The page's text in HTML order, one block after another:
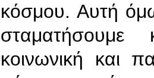
κόσμου. Αυτή
σταματήσουμε
κοινωνική και